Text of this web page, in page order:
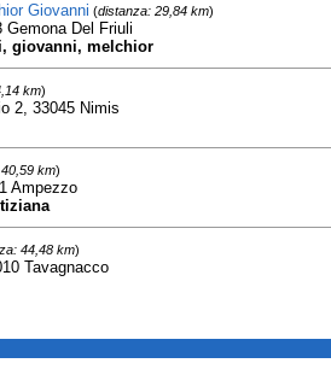
Giovanni (distanza: 29,84 km)
Gemona Del Friuli
giovanni, melchior
km)
2, 33045 Nimis
km)
Ampezzo
44,48 km)
Tavagnacco